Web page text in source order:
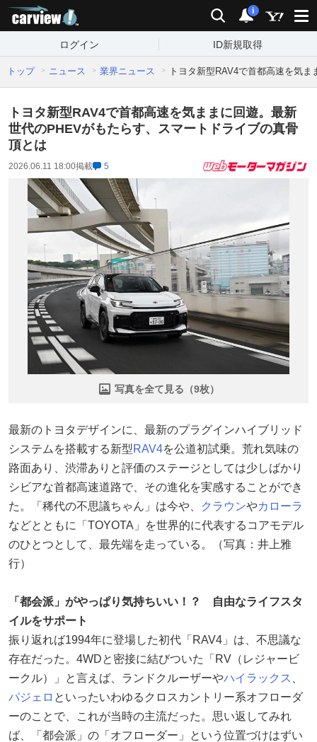
検索 通知
i
ログイン ID新規取得
トップ ニュース 業界ニュース トヨタ新型RAV4で首都高速を気
トヨタ新型RAV4で首都高速を気ままに回遊。最新
世代のPHEVがもたらす、スマートドライブの真骨
頂とは
2026.06.11 18:00掲載 5
写真を全て見る（9枚）
最新のトヨタデザインに、最新のプラグインハイブリッド
システムを搭載する新型RAV4を公道初試乗。荒れ気味の
路面あり、渋滞ありと評価のステージとしては少しばかり
シビアな首都高速道路で、その進化を実感することができ
た。「稀代の不思議ちゃん」は今や、
クラウンやカローラ
などとともに「TOYOTA」を世界的に代表するコアモデル
のひとつとして、最先端を走っている。（写真：井上雅
行）
「都会派」がやっぱり気持ちいい！？ 自由なライフスタ
イルをサポート
振り返れば1994年に登場した初代「RAV4」は、不思議な
存在だった。4WDと密接に結びついた「RV（レジャービ
ークル）」と言えば、ランドクルーザーやハイラックス
パジェロ といったいわゆるクロスカントリー系オフローダ
ーのことで、これが当時の主流だった。思い返してみれ
ば、「都会派」の「オフローダー」という位置づけはずい